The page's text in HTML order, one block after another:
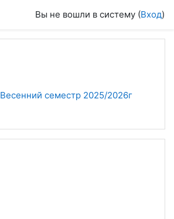
Вы не вошли в систему (Вход)
Весенний семестр 2025/2026г